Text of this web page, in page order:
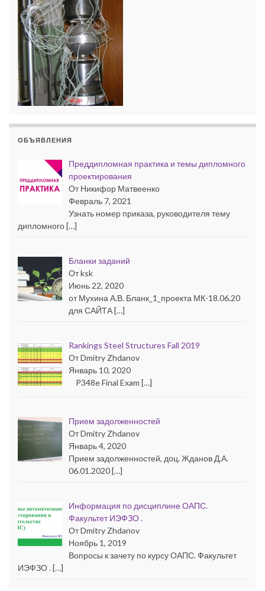
ОБЪЯВЛЕНИЯ
Преддипломная практика и темы дипломного
проектирования
От Никифор Матвеенко
Февраль 7, 2021
Узнать номер приказа, руководителя тему
дипломного […]
Бланки заданий
От ksk
Июнь 22, 2020
от Мухина А.В. Бланк_1_проекта МК-18.06.20
для САЙТА […]
Rankings Steel Structures Fall 2019
От Dmitry Zhdanov
Январь 10, 2020
P348e Final Exam […]
Прием задолженностей
От Dmitry Zhdanov
Январь 4, 2020
Прием задолженностей, доц. Жданов Д.А.
06.01.2020 […]
Информация по дисциплине ОАПС.
Факультет ИЭФЗО .
От Dmitry Zhdanov
Ноябрь 1, 2019
Вопросы к зачету по курсу ОАПС. Факультет
ИЭФЗО . […]